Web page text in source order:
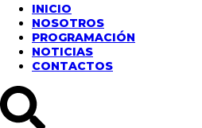
INICIO
NOSOTROS
PROGRAMACIÓN
NOTICIAS
CONTACTOS